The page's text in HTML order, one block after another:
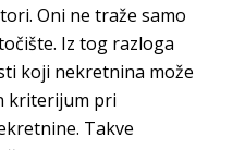
Oni ne traže samo
Iz tog razloga
koji nekretnina može
kriterijum pri
Takve